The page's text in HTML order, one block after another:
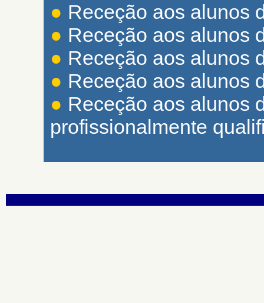
● Receção aos alunos
● Receção aos alunos
● Receção aos alunos
● Receção aos alunos
● Receção aos alunos
profissionalmente